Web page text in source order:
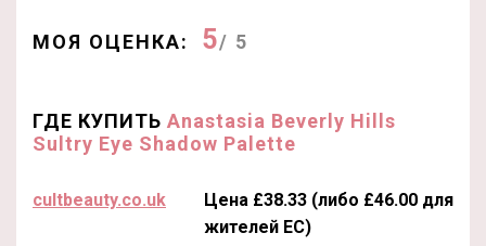
МОЯ ОЦЕНКА: 5/ 5
ГДЕ КУПИТЬ Anastasia Beverly Hills
Sultry Eye Shadow Palette
cultbeauty.co.uk
Цена £38.33 (либо £46.00 для
жителей ЕС)